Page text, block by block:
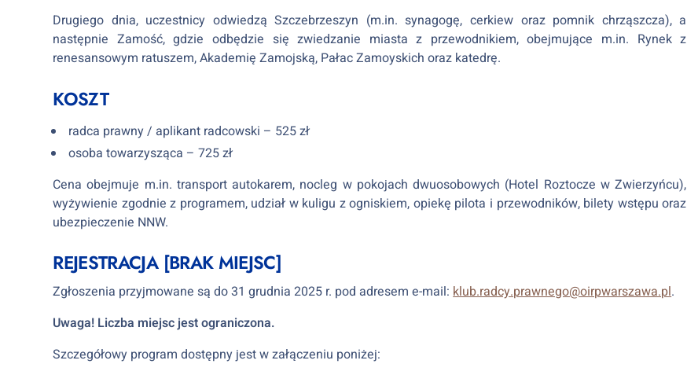
Drugiego dnia, uczestnicy odwiedzą Szczebrzeszyn (m.in. synagogę, cerkiew oraz pomnik chrząszcza), a
następnie Zamość, gdzie odbędzie się zwiedzanie miasta z przewodnikiem, obejmujące m.in. Rynek z
renesansowym ratuszem, Akademię Zamojską, Pałac Zamoyskich oraz katedrę.
KOSZT
radca prawny / aplikant radcowski – 525 zł
osoba towarzysząca – 725 zł
Cena obejmuje m.in. transport autokarem, nocleg w pokojach dwuosobowych (Hotel Roztocze w Zwierzyńcu),
wyżywienie zgodnie z programem, udział w kuligu z ogniskiem, opiekę pilota i przewodników, bilety wstępu oraz
ubezpieczenie NNW.
REJESTRACJA [BRAK MIEJSC]
Zgłoszenia przyjmowane są do 31 grudnia 2025 r. pod adresem e-mail:klub.radcy.prawnego@oirpwarszawa.pl.
Uwaga! Liczba miejsc jest ograniczona.
Szczegółowy program dostępny jest w załączeniu poniżej: